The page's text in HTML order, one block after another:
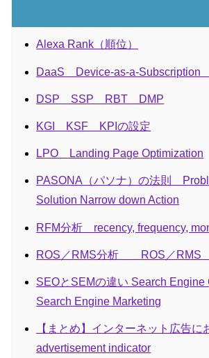
Alexa Rank（順位）
DaaS Device-as-a-Subscription
DSP SSP RBT DMP
KGI KSF KPIの設定
LPO Landing Page Optimization
PASONA（パソナ）の法則
Solution Narrow down Action
RFM分析 recency, frequency,
ROS／RMS分析 ROS／RMS
SEOとSEMの違い Search Engine
Search Engine Marketing
【まとめ】インターネット広告
advertisement indicator